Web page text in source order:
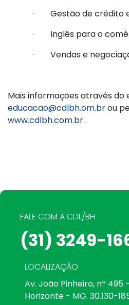
· Gestão de crédito
· Inglês para o
· Vendas e
Mais informações através do
educacao@cdlbh.om.brou
www.cdlbh.com.br.
FALE COM A CDL/BH
(31) 3249-
LOCALIZAÇÃO
Av. João Pinheiro, nº 495
Horizonte - MG. 30.130-